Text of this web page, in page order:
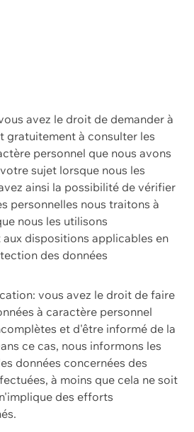
avez le droit de demander à
gratuitement à consulter les
personnel que nous avons
sujet lorsque nous les
ainsi la possibilité de vérifier
personnelles nous traitons à
nous les utilisons
dispositions applicables en
des données
vous avez le droit de faire
à caractère personnel
et d'être informé de la
ce cas, nous informons les
données concernées des
à moins que cela ne soit
des efforts